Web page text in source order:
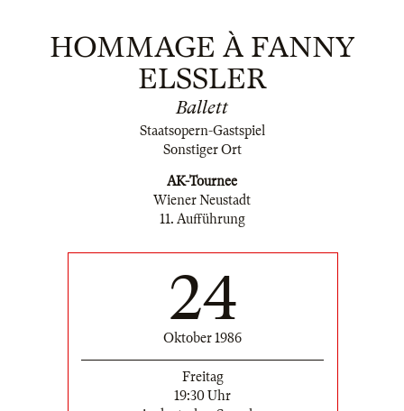
HOMMAGE À FANNY
ELSSLER
Ballett
Staatsopern-Gastspiel
Sonstiger Ort
AK-Tournee
Wiener Neustadt
11. Aufführung
24
Oktober 1986
Freitag
19:30 Uhr